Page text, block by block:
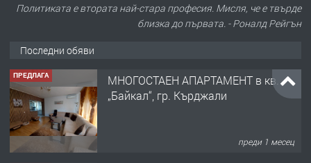
Политиката е втората най-стара професия. Мисля, че е твърде
близка до първата. - Роналд Рейгън
Последни обяви
ПРЕДЛАГА сондажи за вода почистване
преди 4 дни